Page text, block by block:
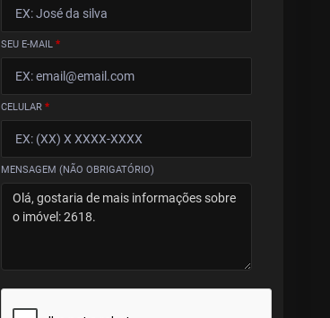
SEU E-MAIL *
CELULAR *
MENSAGEM (NÃO OBRIGATÓRIO)